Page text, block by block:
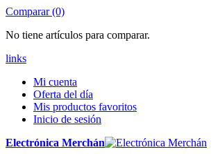
Comparar (0)
No tiene artículos para comparar.
links
Mi cuenta
Oferta del día
Mis productos favoritos
Inicio de sesión
Electrónica Merchán